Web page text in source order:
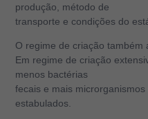
produção, método de
transporte e condições do
O regime de criação também
Em regime de criação
menos bactérias
fecais e mais
estabulados.